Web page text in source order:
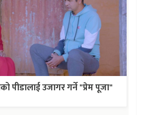
पीडालाई उजागर गर्ने "प्रेम पूजा"